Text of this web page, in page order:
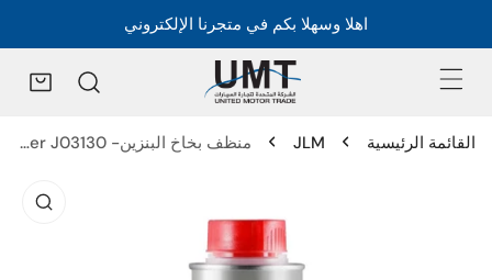
اهلا وسهلا بكم في متجرنا الإلكتروني
القائمة الرئيسية JLM منظف بخاخ البنزين- Petrol Injector Cleaner J03130